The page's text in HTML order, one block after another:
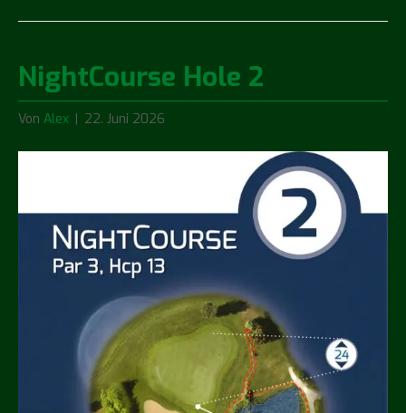
NightCourse Hole 2
Von Alex 22. Juni 2026